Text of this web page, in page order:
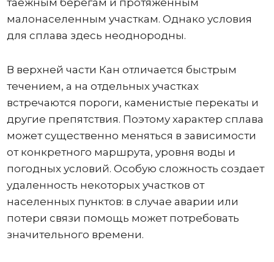
малонаселенным участкам. Однако условия
для сплава здесь неоднородны.
В верхней части Кан отличается быстрым
течением, а на отдельных участках
встречаются пороги, каменистые перекаты и
другие препятствия. Поэтому характер сплава
может существенно меняться в зависимости
от конкретного маршрута, уровня воды и
погодных условий. Особую сложность создает
удаленность некоторых участков от
населенных пунктов: в случае аварии или
потери связи помощь может потребовать
значительного времени.